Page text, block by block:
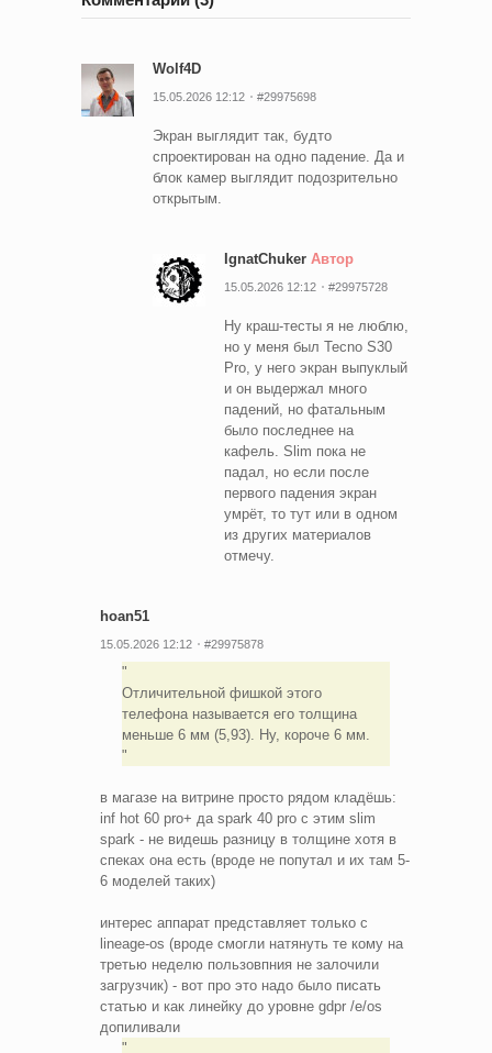
Wolf4D
15.05.2026 12:12 #29975698
Экран выглядит так, будто
спроектирован на одно падение. Да и
блок камер выглядит подозрительно
открытым.
IgnatChuker Автор
15.05.2026 12:12 #29975728
Ну краш-тесты я не люблю,
но у меня был Tecno S30
Pro, у него экран выпуклый
и он выдержал много
падений, но фатальным
было последнее на
кафель. Slim пока не
падал, но если после
первого падения экран
умрёт, то тут или в одном
из других материалов
отмечу.
hoan51
15.05.2026 12:12 #29975878
Отличительной фишкой этого
телефона называется его толщина
меньше 6 мм (5,93). Ну, короче 6 мм.
в магазе на витрине просто рядом кладёшь:
inf hot 60 pro+ да spark 40 pro с этим slim
spark - не видешь разницу в толщине хотя в
спеках она есть (вроде не попутал и их там 5-
6 моделей таких)
интерес аппарат представляет только с
lineage-os (вроде смогли натянуть те кому на
третью неделю пользовпния не залочили
загрузчик) - вот про это надо было писать
статью и как линейку до уровне gdpr /e/os
допиливали